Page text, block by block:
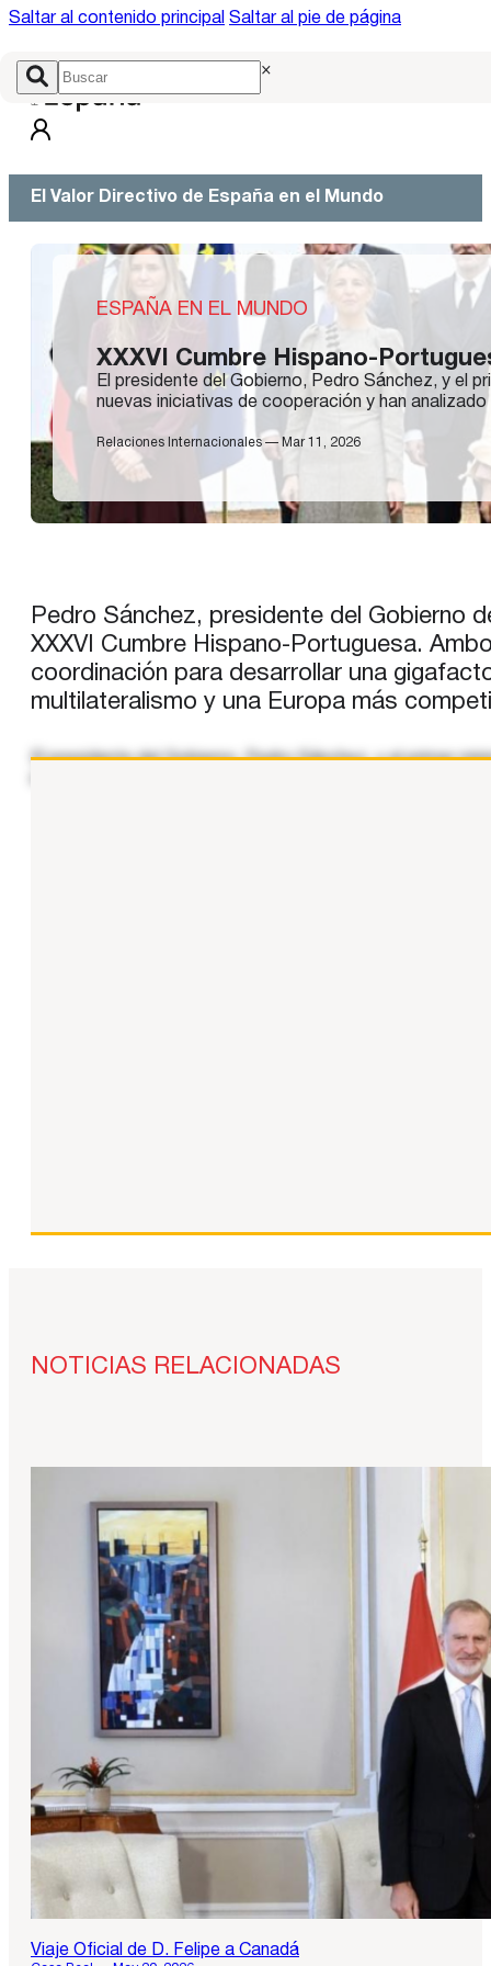
Saltar al contenido principal Saltar al pie de página
×
El Valor Directivo de España en el Mundo
ESPAÑA EN EL MUNDO
XXXVI Cumbre Hispano-
El presidente del Gobierno, Pedro Sánchez, y el
nuevas iniciativas de cooperación y han
Relaciones Internacionales — Mar 11, 2026
Pedro Sánchez, presidente del Gobierno
XXXVI Cumbre Hispano-Portuguesa.
coordinación para desarrollar una
multilateralismo y una Europa más
El presidente del Gobierno, Pedro Sánchez, y el primer
NOTICIAS RELACIONADAS
Viaje Oficial de D. Felipe a Canadá